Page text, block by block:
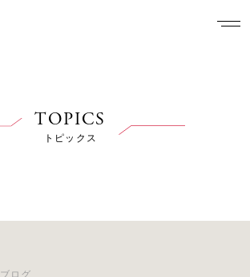
TOPICS
トピックス
ブログ